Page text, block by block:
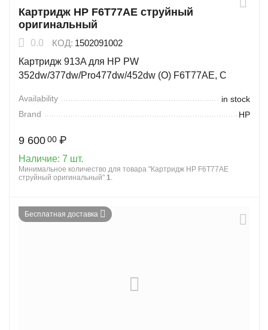
Картридж HP F6T77AE струйный
оригинальный
0.0 КОД: 1502091002
Картридж 913A для HP PW
352dw/377dw/Pro477dw/452dw (O) F6T77AE, C
Availability
in stock
Brand
HP
9 600 00 ₽
Наличие: 7 шт.
Минимальное количество для товара "Картридж HP F6T77AE
струйный оригинальный" 1.
Бесплатная доставка